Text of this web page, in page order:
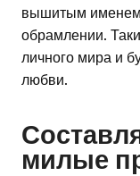
вышитым именем
обрамлении.
личного мира и
любви.
милые